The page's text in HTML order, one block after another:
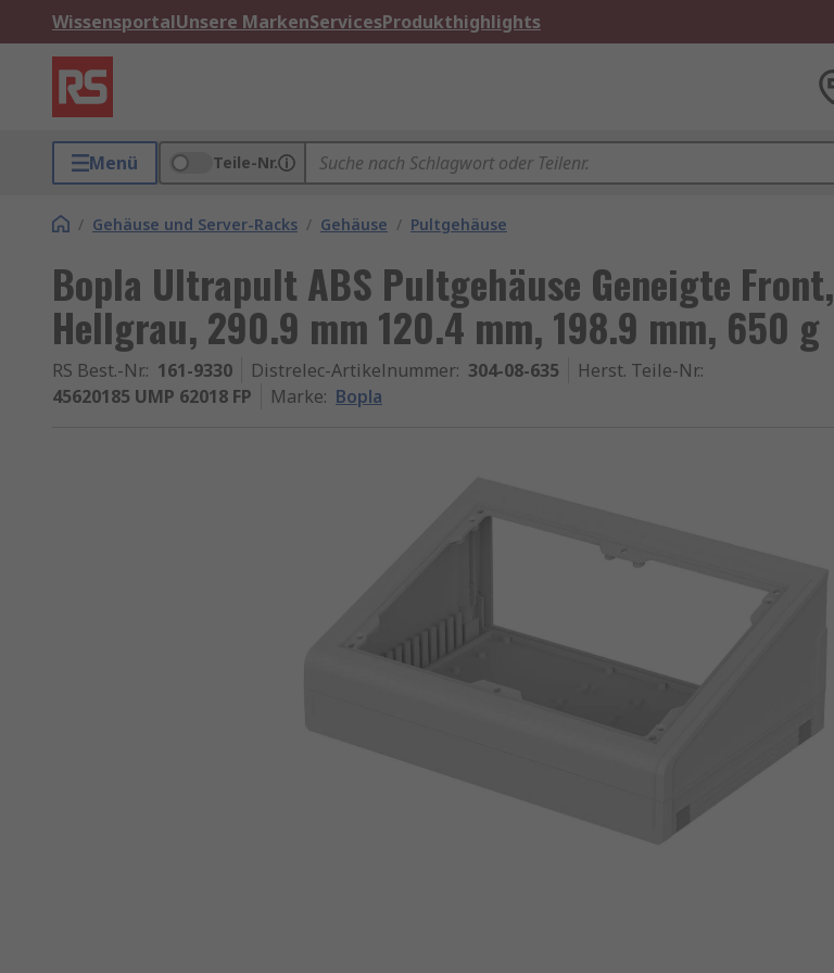
WissensportalUnsere MarkenServicesProdukthighlights
Menü Teile-Nr.
/ Gehäuse und Server-Racks / Gehäuse / Pultgehäuse
Bopla Ultrapult ABS Pultgehäuse Geneigte Front,
Hellgrau, 290.9 mm 120.4 mm, 198.9 mm, 650 g
RS Best.-Nr.: 161-9330 Distrelec-Artikelnummer: 304-08-635 Herst. Teile-Nr.:
45620185 UMP 62018 FP
Marke: Bopla